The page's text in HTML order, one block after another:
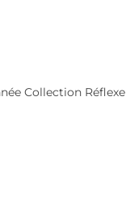
Collection